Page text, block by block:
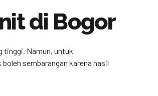
di Bogor
tinggi. Namun, untuk
sembarangan karena hasil